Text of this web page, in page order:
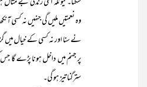
وہ نعمتیں ملیں گی جنہیں نہ کسی
نے سنا اور نہ کسی کے خیال
پر جہنم میں داخل ہونا پڑے گا
سترگنا تیز ہو گی۔